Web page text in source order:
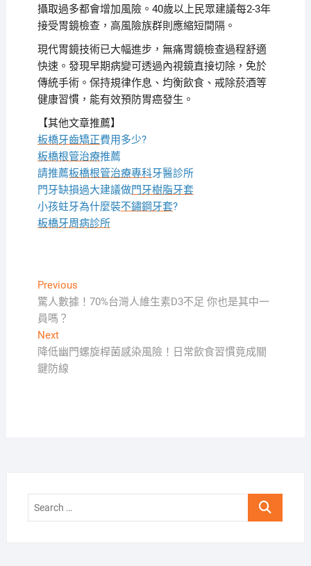
攝取過多都會增加風險。40歲以上民眾建議每2-3年
接受胃鏡檢查，高風險族群則應縮短間隔。
現代胃鏡技術已大幅進步，無痛胃鏡檢查過程舒適
快速。發現早期病變可透過內視鏡直接切除，免於
傳統手術。保持規律作息、均衡飲食、戒除菸酒等
健康習慣，能有效預防胃癌發生。
【其他文章推薦】
板橋牙齒矯正費用多少?
板橋根管治療推薦
請推薦板橋根管治療專科牙醫診所
門牙缺損過大建議做門牙樹脂牙套
小孩蛀牙為什麼裝不鏽鋼牙套?
板橋牙周病診所
文
章
導
覽
PreviousPrevious
post:
驚人數據！70%台灣人維生素D3不足 你也是其中一
員嗎？
NextNext
post:
降低幽門螺旋桿菌感染風險！日常飲食習慣竟成關
鍵防線
Search